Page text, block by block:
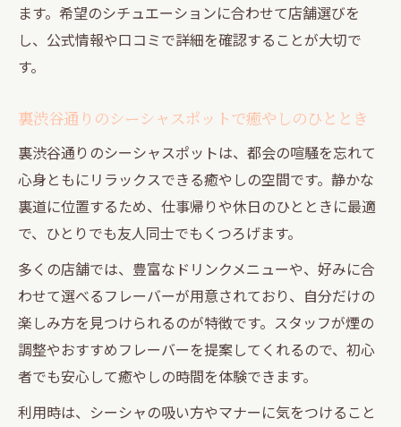
ます。希望のシチュエーションに合わせて店舗選びを
し、公式情報や口コミで詳細を確認することが大切で
す。
裏渋谷通りのシーシャスポットで癒やしのひととき
裏渋谷通りのシーシャスポットは、都会の喧騒を忘れて
心身ともにリラックスできる癒やしの空間です。静かな
裏道に位置するため、仕事帰りや休日のひとときに最適
で、ひとりでも友人同士でもくつろげます。
多くの店舗では、豊富なドリンクメニューや、好みに合
わせて選べるフレーバーが用意されており、自分だけの
楽しみ方を見つけられるのが特徴です。スタッフが煙の
調整やおすすめフレーバーを提案してくれるので、初心
者でも安心して癒やしの時間を体験できます。
利用時は、シーシャの吸い方やマナーに気をつけること